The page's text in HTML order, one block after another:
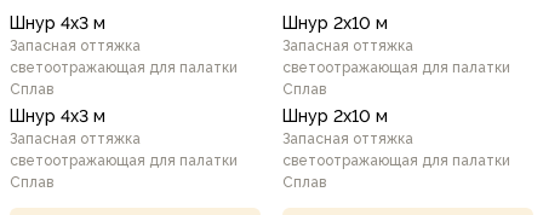
Шнур 4х3 м
Запасная оттяжка
светоотражающая для палатки
Сплав
Шнур 4х3 м
Запасная оттяжка
светоотражающая для палатки
Сплав
Шнур 2х10 м
Запасная оттяжка
светоотражающая для палатки
Сплав
Шнур 2х10 м
Запасная оттяжка
светоотражающая для палатки
Сплав